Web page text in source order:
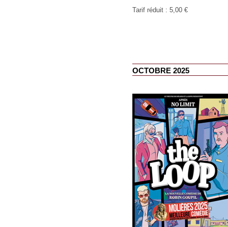
Tarif réduit : 5,00 €
OCTOBRE 2025